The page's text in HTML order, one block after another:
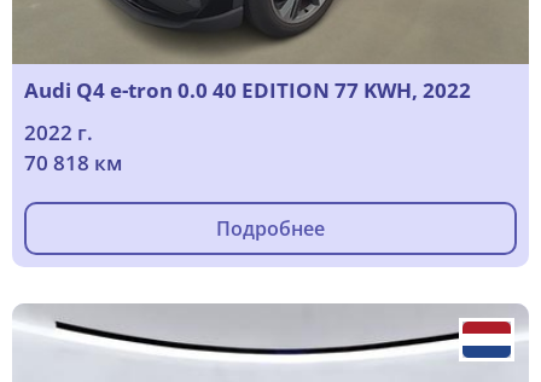
Audi Q4 e-tron 0.0 40 EDITION 77 KWH, 2022
2022 г.
70 818 км
Подробнее